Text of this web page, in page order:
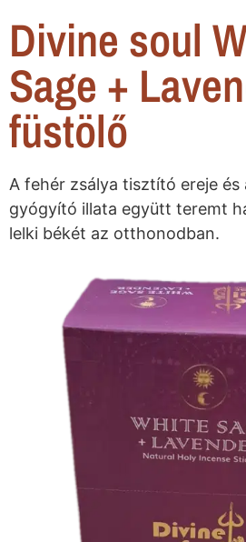
Divine soul
Sage +
füstölő
A fehér zsálya tisztító ereje és
gyógyító illata együtt teremt
lelki békét az otthonodban.